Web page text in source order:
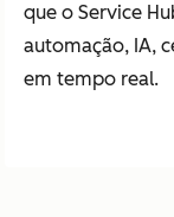
que o Service
automação, IA,
em tempo real.